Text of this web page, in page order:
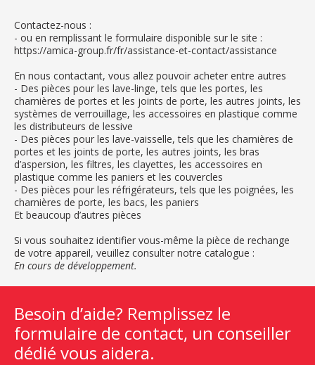
Contactez-nous :
- ou en remplissant le formulaire disponible sur le site :
https://amica-group.fr/fr/assistance-et-contact/assistance
En nous contactant, vous allez pouvoir acheter entre autres
- Des pièces pour les lave-linge, tels que les portes, les
charnières de portes et les joints de porte, les autres joints, les
systèmes de verrouillage, les accessoires en plastique comme
les distributeurs de lessive
- Des pièces pour les lave-vaisselle, tels que les charnières de
portes et les joints de porte, les autres joints, les bras
d’aspersion, les filtres, les clayettes, les accessoires en
plastique comme les paniers et les couvercles
- Des pièces pour les réfrigérateurs, tels que les poignées, les
charnières de porte, les bacs, les paniers
Et beaucoup d’autres pièces
Si vous souhaitez identifier vous-même la pièce de rechange
de votre appareil, veuillez consulter notre catalogue :
En cours de développement.
Besoin d’aide? Remplissez le
formulaire de contact, un conseiller
dédié vous aidera.